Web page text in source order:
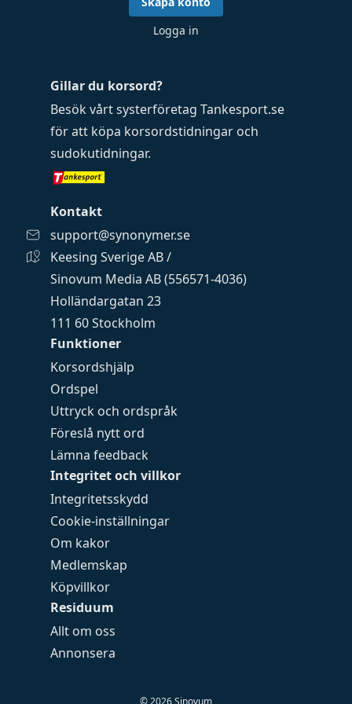
Funktioner
Korsordshjälp
Ordspel
Uttryck och ordspråk
Föreslå nytt ord
Lämna feedback
Integritet och villkor
Integritetsskydd
Cookie-inställningar
Om kakor
Medlemskap
Köpvillkor
Residuum
Allt om oss
Annonsera
Gillar du korsord?
Besök vårt systerföretag Tankesport.se
för att köpa korsordstidningar och
sudokutidningar.
Kontakt
support@synonymer.se
Keesing Sverige AB /
Sinovum Media AB (556571-4036)
Holländargatan 23
111 60 Stockholm
Logga in
© 2026Sinovum